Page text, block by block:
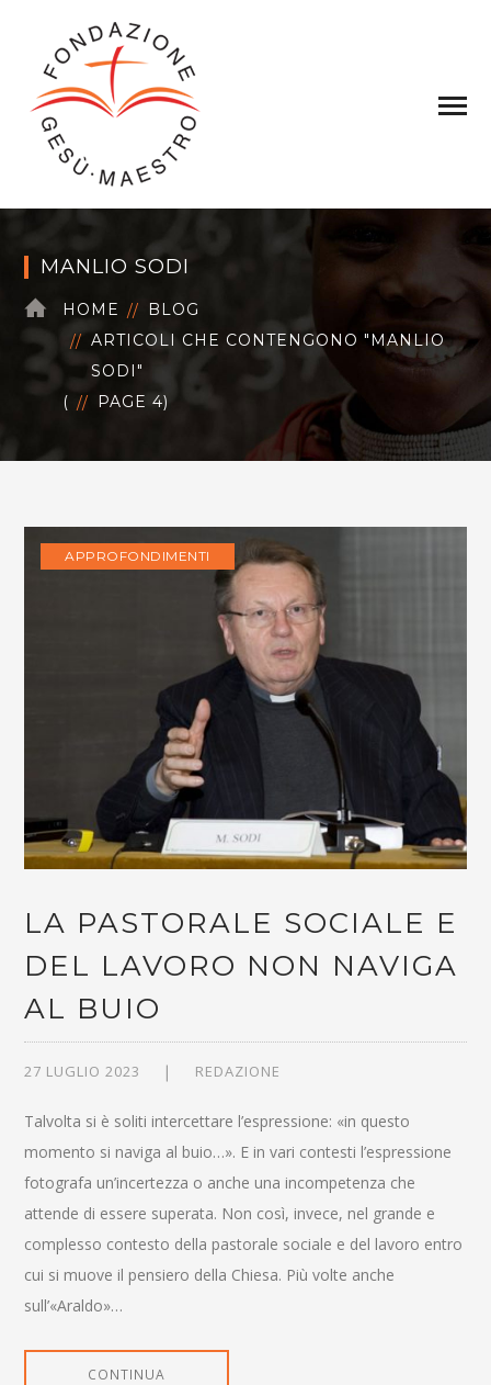
MANLIO SODI
HOME
BLOG
ARTICOLI CHE CONTENGONO "MANLIO
SODI"
(
PAGE 4)
APPROFONDIMENTI
LA PASTORALE SOCIALE E
DEL LAVORO NON NAVIGA
AL BUIO
27 LUGLIO 2023 REDAZIONE
Talvolta si è soliti intercettare l’espressione: «in questo
momento si naviga al buio…». E in vari contesti l’espressione
fotografa un’incertezza o anche una incompetenza che
attende di essere superata. Non così, invece, nel grande e
complesso contesto della pastorale sociale e del lavoro entro
cui si muove il pensiero della Chiesa. Più volte anche
sull’«Araldo»…
CONTINUA